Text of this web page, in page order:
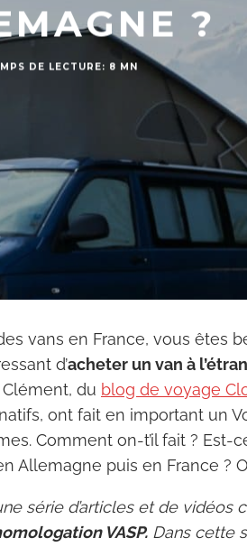
?
DE LECTURE: 8 MN
vans en France, vous êtes
d’acheter un van à
du blog de voyage
ont fait en important un
Comment on-t’il fait ? Est-
Allemagne puis en France ?
série d’articles et de vidéos
VASP. Dans cette